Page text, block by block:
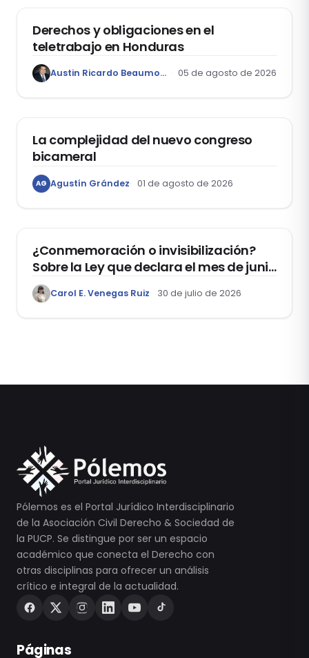
Derechos y obligaciones en el
teletrabajo en Honduras
Austin Ricardo Beaumont Rivera 05 de agosto de 2026
La complejidad del nuevo congreso
bicameral
AG Agustín Grández 01 de agosto de 2026
¿Conmemoración o invisibilización?
Sobre la Ley que declara el mes de junio
como el “Mes de la Vida y la Familia”
Carol E. Venegas Ruiz 30 de julio de 2026
Pólemos es el Portal Jurídico Interdisciplinario
de la Asociación Civil Derecho & Sociedad de
la PUCP. Se distingue por ser un espacio
académico que conecta el Derecho con
otras disciplinas para ofrecer un análisis
crítico e integral de la actualidad.
Páginas